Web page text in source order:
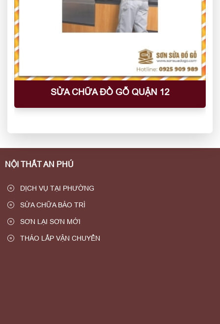
SỬA CHỮA ĐỒ GỖ QUẬN 12
NỘI THẤT AN PHÚ
DỊCH VỤ TẠI PHƯỜNG
SỬA CHỮA BẢO TRÌ
SƠN LẠI SƠN MỚI
THÁO LẮP VẬN CHUYỂN